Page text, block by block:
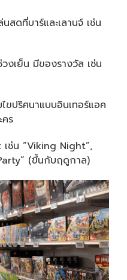
ดที่บาร์และเลานจ์ เช่น
งเย็น มีของรางวัล เช่น
ขปริศนาแบบอินเทอร์แอค
ร
ช่น “Viking Night”,
(ขึ้นกับฤดูกาล)